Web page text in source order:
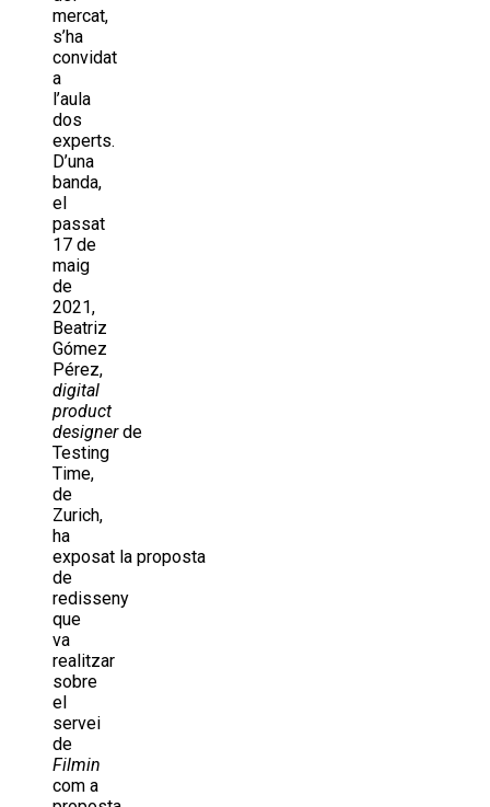
mercat,
s’ha
convidat
a
l’aula
dos
experts.
D’una
banda,
el
passat
17 de
maig
de
2021,
Beatriz
Gómez
Pérez,
digital
product
designerde
Testing
Time,
de
Zurich,
ha
exposat la proposta
de
redisseny
que
va
realitzar
sobre
el
servei
de
Filmin
com a